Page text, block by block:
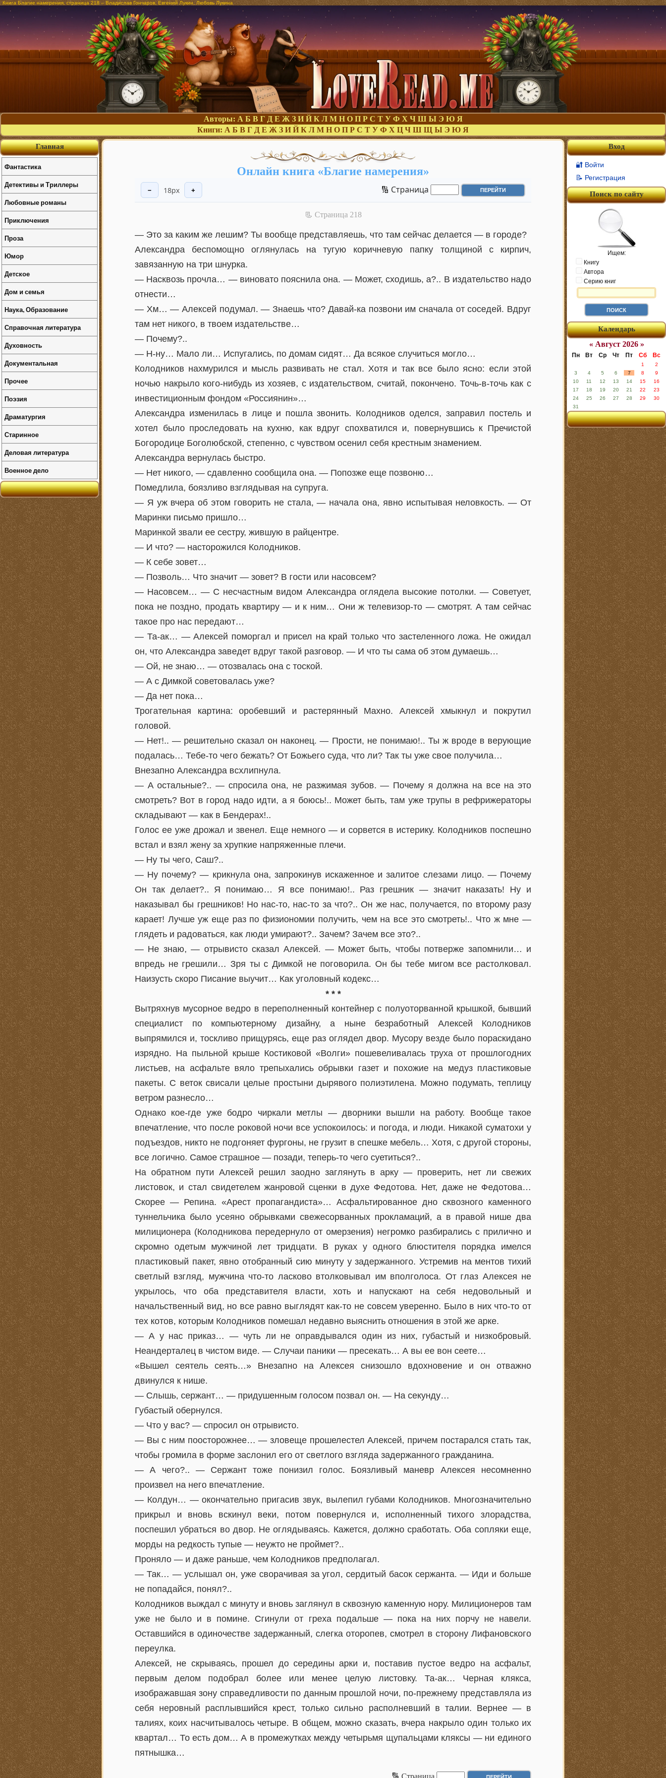
Книга Благие намерения, страница 218 – Владислав Гончаров, Евгений Лукин, Любовь Лукина
Авторы: А Б В Г Д Е Ж З И Й К Л М Н О П Р С Т У Ф Х Ч Ш Ы Э Ю Я
Книги: А Б В Г Д Е Ж З И Й К Л М Н О П Р С Т У Ф Х Ц Ч Ш Щ Ы Э Ю Я
Онлайн книга «Благие намерения»
− 18px + 🔢 Страница
📃 Cтраница 218
— Это за каким же лешим? Ты вообще представляешь, что там сейчас делается — в городе?
Александра беспомощно оглянулась на тугую коричневую папку толщиной с кирпич,
завязанную на три шнурка.
— Насквозь прочла… — виновато пояснила она. — Может, сходишь, а?.. В издательство надо
отнести…
— Хм… — Алексей подумал. — Знаешь что? Давай-ка позвони им сначала от соседей. Вдруг
там нет никого, в твоем издательстве…
— Почему?..
— Н-ну… Мало ли… Испугались, по домам сидят… Да всякое случиться могло…
Колодников нахмурился и мысль развивать не стал. Хотя и так все было ясно: если этой
ночью накрыло кого-нибудь из хозяев, с издательством, считай, покончено. Точь-в-точь как с
инвестиционным фондом «Россиянин»…
Александра изменилась в лице и пошла звонить. Колодников оделся, заправил постель и
хотел было проследовать на кухню, как вдруг спохватился и, повернувшись к Пречистой
Богородице Боголюбской, степенно, с чувством осенил себя крестным знамением.
Александра вернулась быстро.
— Нет никого, — сдавленно сообщила она. — Попозже еще позвоню…
Помедлила, боязливо взглядывая на супруга.
— Я уж вчера об этом говорить не стала, — начала она, явно испытывая неловкость. — От
Маринки письмо пришло…
Маринкой звали ее сестру, жившую в райцентре.
— И что? — насторожился Колодников.
— К себе зовет…
— Позволь… Что значит — зовет? В гости или насовсем?
— Насовсем… — С несчастным видом Александра оглядела высокие потолки. — Советует,
пока не поздно, продать квартиру — и к ним… Они ж телевизор-то — смотрят. А там сейчас
такое про нас передают…
— Та-ак… — Алексей поморгал и присел на край только что застеленного ложа. Не ожидал
он, что Александра заведет вдруг такой разговор. — И что ты сама об этом думаешь…
— Ой, не знаю… — отозвалась она с тоской.
— А с Димкой советовалась уже?
— Да нет пока…
Трогательная картина: оробевший и растерянный Махно. Алексей хмыкнул и покрутил
головой.
— Нет!.. — решительно сказал он наконец. — Прости, не понимаю!.. Ты ж вроде в верующие
подалась… Тебе-то чего бежать? От Божьего суда, что ли? Так ты уже свое получила…
Внезапно Александра всхлипнула.
— А остальные?.. — спросила она, не разжимая зубов. — Почему я должна на все на это
смотреть? Вот в город надо идти, а я боюсь!.. Может быть, там уже трупы в рефрижераторы
складывают — как в Бендерах!..
Голос ее уже дрожал и звенел. Еще немного — и сорвется в истерику. Колодников поспешно
встал и взял жену за хрупкие напряженные плечи.
— Ну ты чего, Саш?..
— Ну почему? — крикнула она, запрокинув искаженное и залитое слезами лицо. — Почему
Он так делает?.. Я понимаю… Я все понимаю!.. Раз грешник — значит наказать! Ну и
наказывал бы грешников! Но нас-то, нас-то за что?.. Он же нас, получается, по второму разу
карает! Лучше уж еще раз по физиономии получить, чем на все это смотреть!.. Что ж мне —
глядеть и радоваться, как люди умирают?.. Зачем? Зачем все это?..
— Не знаю, — отрывисто сказал Алексей. — Может быть, чтобы потверже запомнили… и
впредь не грешили… Зря ты с Димкой не поговорила. Он бы тебе мигом все растолковал.
Наизусть скоро Писание выучит… Как уголовный кодекс…
* * *
Вытряхнув мусорное ведро в переполненный контейнер с полуоторванной крышкой, бывший
специалист по компьютерному дизайну, а ныне безработный Алексей Колодников
выпрямился и, тоскливо прищурясь, еще раз оглядел двор. Мусору везде было пораскидано
изрядно. На пыльной крыше Костиковой «Волги» пошевеливалась труха от прошлогодних
листьев, на асфальте вяло трепыхались обрывки газет и похожие на медуз пластиковые
пакеты. С веток свисали целые простыни дырявого полиэтилена. Можно подумать, теплицу
ветром разнесло…
Однако кое-где уже бодро чиркали метлы — дворники вышли на работу. Вообще такое
впечатление, что после роковой ночи все успокоилось: и погода, и люди. Никакой суматохи у
подъездов, никто не подгоняет фургоны, не грузит в спешке мебель… Хотя, с другой стороны,
все логично. Самое страшное — позади, теперь-то чего суетиться?..
На обратном пути Алексей решил заодно заглянуть в арку — проверить, нет ли свежих
листовок, и стал свидетелем жанровой сценки в духе Федотова. Нет, даже не Федотова…
Скорее — Репина. «Арест пропагандиста»… Асфальтированное дно сквозного каменного
туннельчика было усеяно обрывками свежесорванных прокламаций, а в правой нише два
милиционера (Колодникова передернуло от омерзения) негромко разбирались с прилично и
скромно одетым мужчиной лет тридцати. В руках у одного блюстителя порядка имелся
пластиковый пакет, явно отобранный сию минуту у задержанного. Устремив на ментов тихий
светлый взгляд, мужчина что-то ласково втолковывал им вполголоса. От глаз Алексея не
укрылось, что оба представителя власти, хоть и напускают на себя недовольный и
начальственный вид, но все равно выглядят как-то не совсем уверенно. Было в них что-то от
тех котов, которым Колодников помешал недавно выяснить отношения в этой же арке.
— А у нас приказ… — чуть ли не оправдывался один из них, губастый и низкобровый.
Неандерталец в чистом виде. — Случаи паники — пресекать… А вы ее вон сеете…
«Вышел сеятель сеять…» Внезапно на Алексея снизошло вдохновение и он отважно
двинулся к нише.
— Слышь, сержант… — придушенным голосом позвал он. — На секунду…
Губастый обернулся.
— Что у вас? — спросил он отрывисто.
— Вы с ним поосторожнее… — зловеще прошелестел Алексей, причем постарался стать так,
чтобы громила в форме заслонил его от светлого взгляда задержанного гражданина.
— А чего?.. — Сержант тоже понизил голос. Боязливый маневр Алексея несомненно
произвел на него впечатление.
— Колдун… — окончательно пригасив звук, вылепил губами Колодников. Многозначительно
прикрыл и вновь вскинул веки, потом повернулся и, исполненный тихого злорадства,
поспешил убраться во двор. Не оглядываясь. Кажется, должно сработать. Оба сопляки еще,
морды на редкость тупые — неужто не проймет?..
Проняло — и даже раньше, чем Колодников предполагал.
— Так… — услышал он, уже сворачивая за угол, сердитый басок сержанта. — Иди и больше
не попадайся, понял?..
Колодников выждал с минуту и вновь заглянул в сквозную каменную нору. Милиционеров там
уже не было и в помине. Сгинули от греха подальше — пока на них порчу не навели.
Оставшийся в одиночестве задержанный, слегка оторопев, смотрел в сторону Лифановского
переулка.
Алексей, не скрываясь, прошел до середины арки и, поставив пустое ведро на асфальт,
первым делом подобрал более или менее целую листовку. Та-ак… Черная клякса,
изображавшая зону справедливости по данным прошлой ночи, по-прежнему представляла из
себя неровный расплывшийся крест, только сильно располневший в талии. Вернее — в
талиях, коих насчитывалось четыре. В общем, можно сказать, вчера накрыло один только их
квартал… То есть дом… А в промежутках между четырьмя щупальцами кляксы — ни единого
пятнышка…
🔢 Страница
Вход
🔐 Войти
📝 Регистрация
Поиск по сайту
Ищем:
Книгу
Автора
Серию книг
Календарь
« Август 2026 »
Пн Вт Ср Чт Пт Сб Вс
1
2
3
4 5 6 7 8
9
10
11 12 13 14 15
16
17
18 19 20 21 22
23
24
25 26 27 28 29
30
31
Главная
Фантастика
Детективы и Триллеры
Любовные романы
Приключения
Проза
Юмор
Детское
Дом и семья
Наука, Образование
Справочная литература
Духовность
Документальная
Прочее
Поэзия
Драматургия
Старинное
Деловая литература
Военное дело